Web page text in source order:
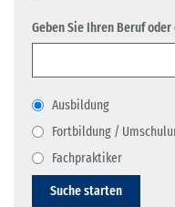
Geben Sie Ihren Beruf
Ausbildung
Fortbildung /
Fachpraktiker
Suche starten